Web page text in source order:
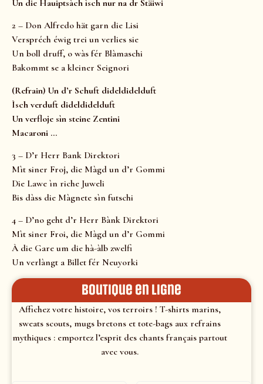
Un die Hauiptsàch ìsch nur na dr Stäiwi
2 – Don Alfredo hät garn die Lisi
Verspréch éwig trei un verlies sie
Un boll druff, o wàs fér Blàmaschi
Bakommt se a kleiner Seignori
(Refrain) Un d’r Schuft dideldidelduft
Ìsch verduft dideldidelduft
Un verfloje sìn steine Zentini
Macaroni …
3 – D’r Herr Bank Direktori
Mìt siner Froj, die Màgd un d’r Gommi
Die Lawe ìn riche Juweli
Bis dàss die Màgnete sìn futschi
4 – D’no geht d’r Herr Bànk Direktori
Mìt siner Froi, die Màgd un d’r Gommi
À die Gare um die hà-àlb zwelfi
Un verlàngt a Billet fér Neuyorki
Boutique en ligne
Affichez votre histoire, vos terroirs ! T-shirts marins,
sweats scouts, mugs bretons et tote-bags aux refrains
mythiques : emportez l’esprit des chants français partout
avec vous.